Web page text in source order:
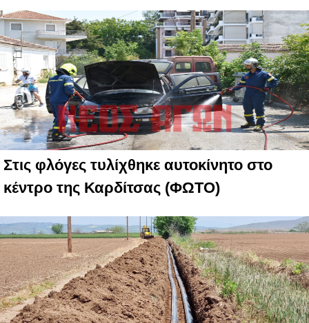
Στις φλόγες τυλίχθηκε αυτοκίνητο στο
κέντρο της Καρδίτσας (ΦΩΤΟ)